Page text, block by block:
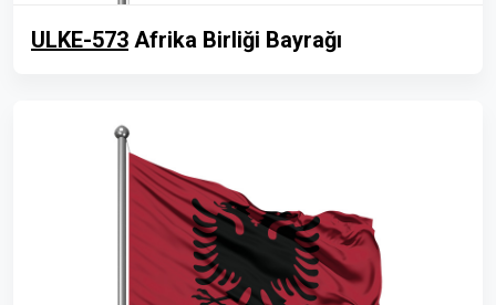
ULKE-573 Afrika Birliği Bayrağı